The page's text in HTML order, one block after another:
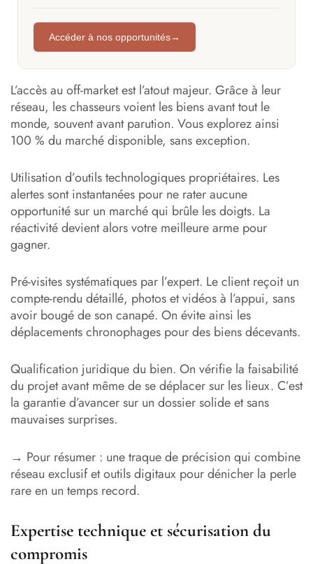
Accéder à nos opportunités→
L’accès au off-market est l’atout majeur. Grâce à leur
réseau, les chasseurs voient les biens avant tout le
monde, souvent avant parution. Vous explorez ainsi
100 % du marché disponible, sans exception.
Utilisation d’outils technologiques propriétaires. Les
alertes sont instantanées pour ne rater aucune
opportunité sur un marché qui brûle les doigts. La
réactivité devient alors votre meilleure arme pour
gagner.
Pré-visites systématiques par l’expert. Le client reçoit un
compte-rendu détaillé, photos et vidéos à l’appui, sans
avoir bougé de son canapé. On évite ainsi les
déplacements chronophages pour des biens décevants.
Qualification juridique du bien. On vérifie la faisabilité
du projet avant même de se déplacer sur les lieux. C’est
la garantie d’avancer sur un dossier solide et sans
mauvaises surprises.
→ Pour résumer : une traque de précision qui combine
réseau exclusif et outils digitaux pour dénicher la perle
rare en un temps record.
Expertise technique et sécurisation du
compromis